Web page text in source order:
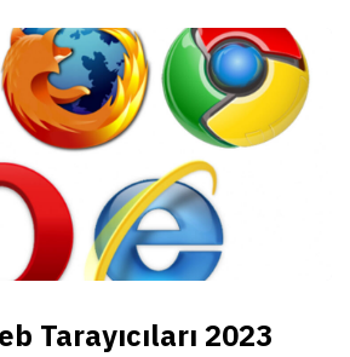
Tarayıcıları 2023